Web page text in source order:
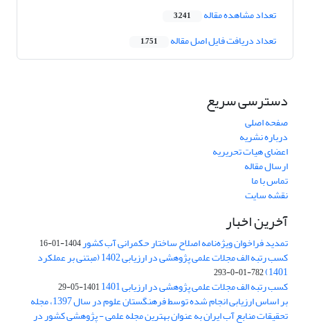
تعداد مشاهده مقاله 3,241
تعداد دریافت فایل اصل مقاله 1,751
دسترسی سریع
صفحه اصلی
درباره نشریه
اعضای هیات تحریریه
ارسال مقاله
تماس با ما
نقشه سایت
آخرین اخبار
تمدید فراخوان ویژه‌نامه اصلاح ساختار حکمرانی آب کشور1404-01-16
کسب رتبه الف مجلات علمی پژوهشی در ارزیابی 1402 (مبتنی بر عملکرد
1401)
782-01-0-293
کسب رتبه الف مجلات علمی پژوهشی در ارزیابی 1401 1401-05-29
بر اساس ارزیابی انجام شده توسط فرهنگستان علوم در سال 1397، مجله
تحقیقات منابع آب ایران به عنوان بهترین مجله علمی - پژوهشی کشور در